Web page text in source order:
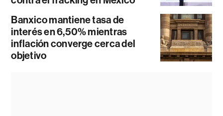
Banxico mantiene tasa de
interés en 6,50% mientras
inflación converge cerca del
objetivo